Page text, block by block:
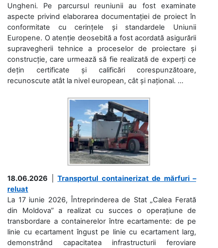
Ungheni. Pe parcursul reuniunii au fost examinate
aspecte privind elaborarea documentației de proiect în
conformitate cu cerințele și standardele Uniunii
Europene. O atenție deosebită a fost acordată asigurării
supravegherii tehnice a proceselor de proiectare și
construcție, care urmează să fie realizată de experți ce
dețin certificate și calificări corespunzătoare,
recunoscute atât la nivel european, cât și național. ...
18.06.2026
Transportul containerizat de mărfuri –
reluat
La 17 iunie 2026, Întreprinderea de Stat „Calea Ferată
din Moldova” a realizat cu succes o operațiune de
transbordare a containerelor între ecartamente: de pe
linie cu ecartament îngust pe linie cu ecartament larg,
demonstrând capacitatea infrastructurii feroviare